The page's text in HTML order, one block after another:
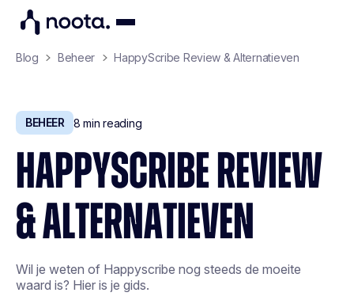
Blog Beheer HappyScribe Review & Alternatieven
BEHEER 8 min reading
HAPPYSCRIBE REVIEW
& ALTERNATIEVEN
Wil je weten of Happyscribe nog steeds de moeite
waard is? Hier is je gids.